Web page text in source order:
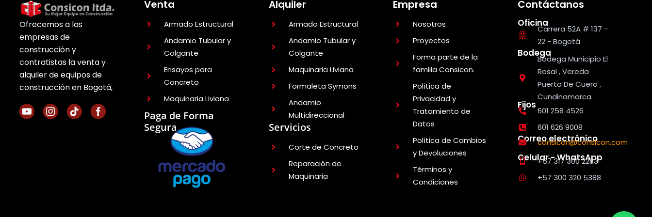
Ofrecemos a las
empresas de
construcción y
contratistas la venta y
alquiler de equipos de
construcción en Bogotá,
Venta
Armado Estructural
Andamio Tubular y
Colgante
Ensayos para
Concreto
Maquinaria Liviana
Paga de Forma
Segura
Alquiler
Armado Estructural
Andamio Tubular y
Colgante
Maquinaria Liviana
Formaleta Symons
Andamio
Multidireccional
Servicios
Corte de Concreto
Reparación de
Maquinaria
Empresa
Nosotros
Proyectos
Forma parte de la
familia Consicon.
Política de
Privacidad y
Tratamiento de
Datos
Política de Cambios
y Devoluciones
Términos y
Condiciones
Contáctanos
Oficina
Carrera 52A # 137 -
22 - Bogotá
Bodega
Bodega Municipio El
Rosal , Vereda
Puerta De Cuero ,
Cundinamarca
Fijos
601 258 4526
601 626 9008
Correo electrónico
consicon@consicon.com
Celular - WhatsApp
+57 317 300 2283
+57 300 320 5388